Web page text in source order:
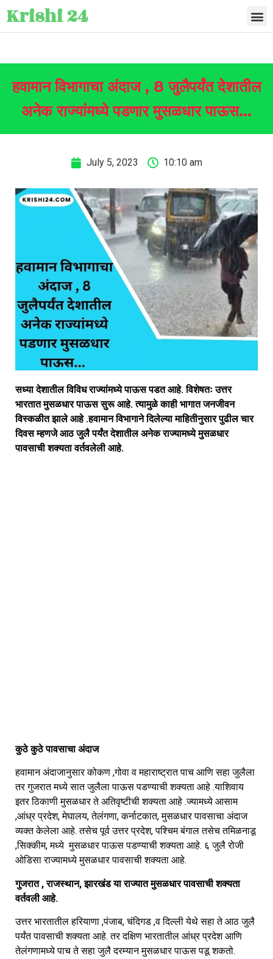
Krishi 24
हवामान विभागाचा अंदाज , 8 जुलैपर्यंत देशातील
अनेक राज्यांमध्ये पडणार मुसळधार पाऊस…
July 5, 2023 10:10 am
सध्या देशातील विविध राज्यांमध्ये पाऊस पडत आहे. विशेषतः उत्तर
भारतात मुसळधार पाऊस सुरू आहे. त्यामुळे काही भागात जनजीवन
विस्कळीत झाले आहे .हवामान विभागाने दिलेल्या माहितीनुसार पुढील चार
दिवस म्हणजे आठ जुलै पर्यंत देशातील अनेक राज्यामध्ये मुसळधार
पावसाची शक्यता वर्तवलेली आहे.
कुठे कुठे पावसाचा अंदाज
हवामान अंदाजानुसार कोकण ,गोवा व महाराष्ट्रात पाच आणि सहा जुलैला
तर गुजरात मध्ये सात जुलैला पाऊस पडण्याची शक्यता आहे .याशिवाय
इतर ठिकाणी मुसळधार ते अतिवृष्टीची शक्यता आहे .ज्यामध्ये आसाम
,आंध्र प्रदेश, मेघालय, तेलंगणा, कर्नाटकात, मुसळधार पावसाचा अंदाज
व्यक्त केलेला आहे. तसेच पूर्व उत्तर प्रदेश, पश्चिम बंगाल तसेच तमिळनाडू
,सिक्कीम, मध्ये मुसळधार पाऊस पडण्याची शक्यता आहे. ६ जुलै रोजी
ओडिसा राज्यामध्ये मुसळधार पावसाची शक्यता आहे.
गुजरात , राजस्थान, झारखंड या राज्यात मुसळधार पावसाची शक्यता
वर्तवली आहे.
उत्तर भारतातील हरियाणा ,पंजाब, चंदिगड ,व दिल्ली येथे सहा ते आठ जुलै
पर्यंत पावसाची शक्यता आहे. तर दक्षिण भारतातील आंध्र प्रदेश आणि
तेलंगणामध्ये पाच ते सहा जुलै दरम्यान मुसळधार पाऊस पडू शकतो.